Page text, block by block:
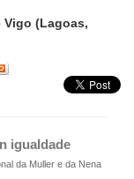
Vigo (Lagoas,
igualdade
da Muller e da Nena